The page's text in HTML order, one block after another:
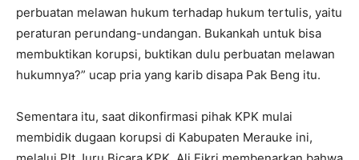
perbuatan melawan hukum terhadap hukum tertulis, yaitu
peraturan perundang-undangan. Bukankah untuk bisa
membuktikan korupsi, buktikan dulu perbuatan melawan
hukumnya?” ucap pria yang karib disapa Pak Beng itu.
Sementara itu, saat dikonfirmasi pihak KPK mulai
membidik dugaan korupsi di Kabupaten Merauke ini,